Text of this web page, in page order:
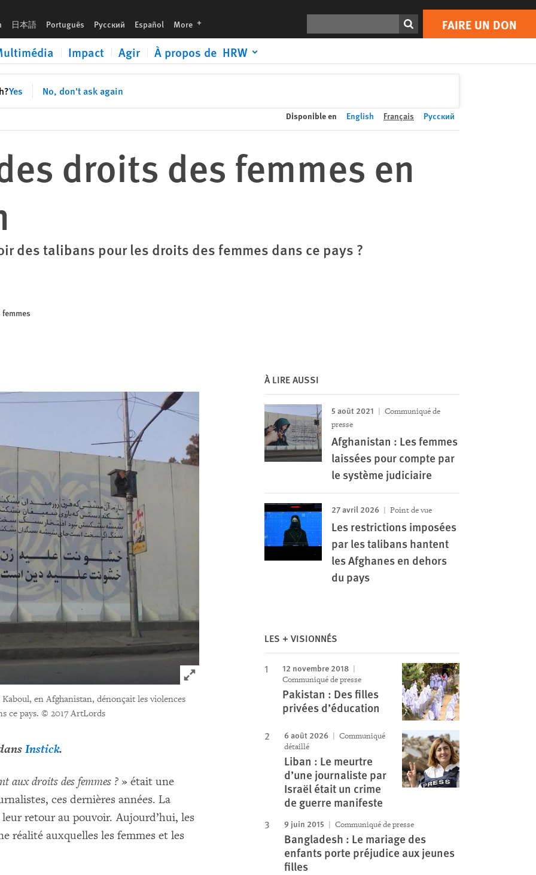
日本語 Português Русский Español More languages FAIRE UN DON
Impact Agir À propos de HRW
Yes No, don't ask again
Print FAIRE UN DON
Disponible en English Français Русский
droits des femmes en
des talibans pour les droits des femmes dans ce pays ?
Click to expand Image
en Afghanistan, dénonçait les violences
ce pays. © 2017 ArtLords
Instick.
aux droits des femmes ? » était une
ces dernières années. La
retour au pouvoir. Aujourd’hui, les
réalité auxquelles les femmes et les
À LIRE AUSSI
5 août 2021
Communiqué de
presse
Afghanistan : Les femmes
laissées pour compte par
le système judiciaire
27 avril 2026 Point de vue
Les restrictions imposées
par les talibans hantent
les Afghanes en dehors
du pays
LES + VISIONNÉS
12 novembre 2018
Communiqué de presse
Pakistan : Des filles
privées d’éducation
6 août 2026
Communiqué
détaillé
Liban : Le meurtre
d’une journaliste par
Israël était un crime
de guerre manifeste
9 juin 2015 Communiqué de presse
Bangladesh : Le mariage des
enfants porte préjudice aux jeunes
filles